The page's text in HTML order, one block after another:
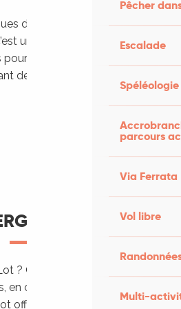
Pêcher
Escalade
Spéléologie
parcours
Via Ferrata
Vol libre
Multi-
de Compostelle, Véloroutes,
une véritable destination de
pratiquer votre activité
des paysages grandioses.
? Chez l’habitant, dans une
en camping, ou dans un hôtel
offre des hébergements